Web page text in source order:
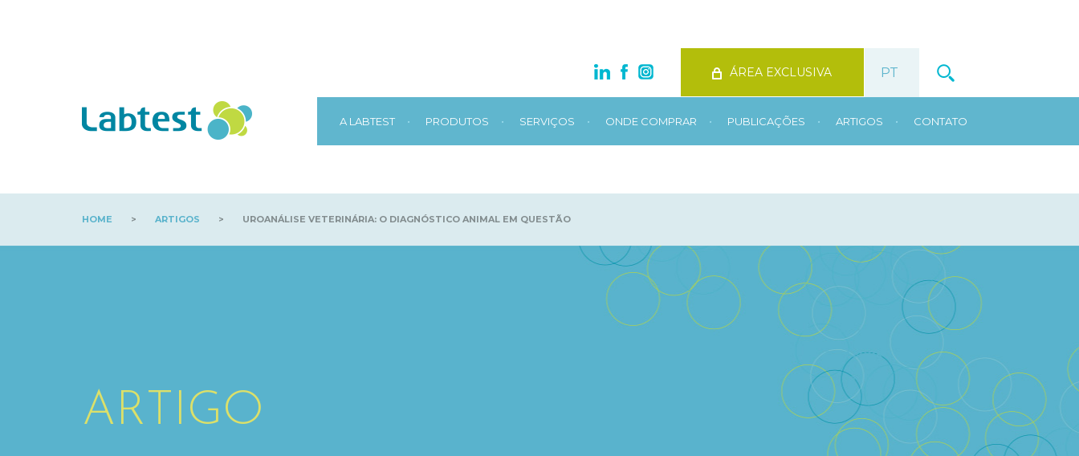
ÁREA EXCLUSIVA
A LABTEST • PRODUTOS • SERVIÇOS • ONDE COMPRAR • PUBLICAÇÕES • ARTIGOS • CONTATO
HOME > ARTIGOS > UROANÁLISE VETERINÁRIA: O DIAGNÓSTICO ANIMAL EM QUESTÃO
ARTIGO